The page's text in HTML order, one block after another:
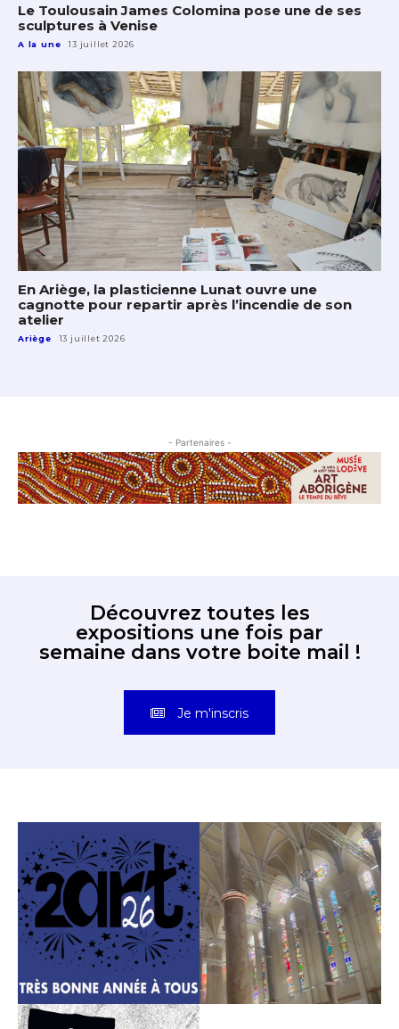
Le Toulousain James Colomina pose une de ses
sculptures à Venise
A la une 13 juillet 2026
En Ariège, la plasticienne Lunat ouvre une
cagnotte pour repartir après l’incendie de son
atelier
Ariège 13 juillet 2026
- Partenaires -
Découvrez toutes les
expositions une fois par
semaine dans votre boite mail !
Je m'inscris